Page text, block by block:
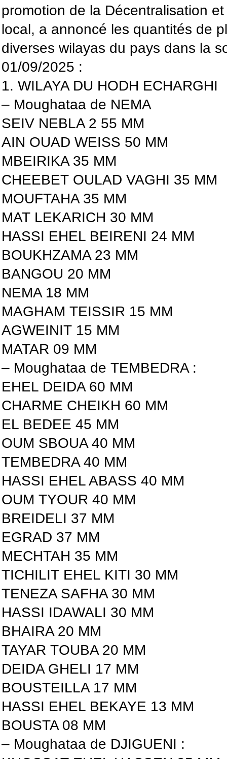
promotion de la Décentralisation
local, a annoncé les quantités de
diverses wilayas du pays dans la
01/09/2025 :
1. WILAYA DU HODH ECHARGHI
– Moughataa de NEMA
SEIV NEBLA 2 55 MM
AIN OUAD WEISS 50 MM
MBEIRIKA 35 MM
CHEEBET OULAD VAGHI 35 MM
MOUFTAHA 35 MM
MAT LEKARICH 30 MM
HASSI EHEL BEIRENI 24 MM
BOUKHZAMA 23 MM
BANGOU 20 MM
NEMA 18 MM
MAGHAM TEISSIR 15 MM
AGWEINIT 15 MM
MATAR 09 MM
– Moughataa de TEMBEDRA :
EHEL DEIDA 60 MM
CHARME CHEIKH 60 MM
EL BEDEE 45 MM
OUM SBOUA 40 MM
TEMBEDRA 40 MM
HASSI EHEL ABASS 40 MM
OUM TYOUR 40 MM
BREIDELI 37 MM
EGRAD 37 MM
MECHTAH 35 MM
TICHILIT EHEL KITI 30 MM
TENEZA SAFHA 30 MM
HASSI IDAWALI 30 MM
BHAIRA 20 MM
TAYAR TOUBA 20 MM
DEIDA GHELI 17 MM
BOUSTEILLA 17 MM
HASSI EHEL BEKAYE 13 MM
BOUSTA 08 MM
– Moughataa de DJIGUENI :